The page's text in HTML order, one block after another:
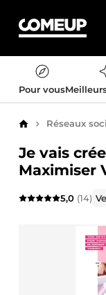
Pour vous
AccueilRéseaux
Je vais
Maximiser
5,0 (14)